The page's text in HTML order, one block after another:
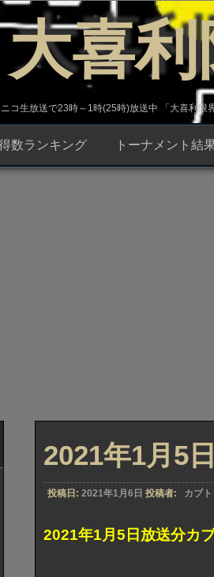
大喜
コ生放送で23時～1時(25時)放送中 「大喜利
数ランキング トーナメント結
2021年1月5
投稿日: 2021年1月6日 投稿者: カブト
2021年1月5日放送分カ